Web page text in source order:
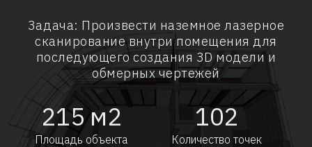
Задача: Произвести наземное лазерное
сканирование внутри помещения для
последующего создания 3D модели и
обмерных чертежей
215м2
Площадь объекта
102
Количество точек